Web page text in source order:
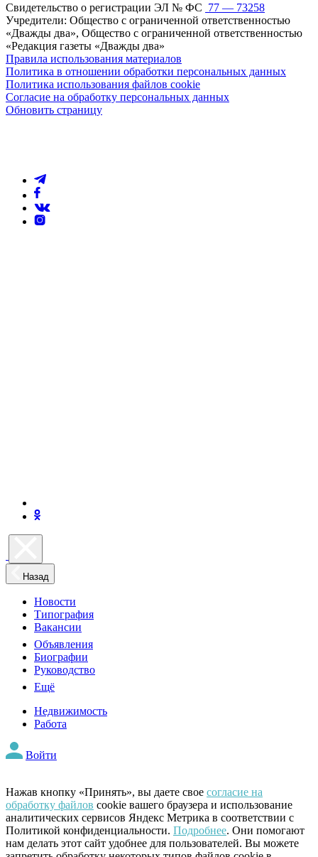
Свидетельство о регистрации ЭЛ № ФС 77 — 73258
Учредители: Общество с ограниченной ответственностью
«Дважды два», Общество с ограниченной ответственностью
«Редакция газеты «Дважды два»
Правила использования материалов
Политика в отношении обработки персональных данных
Политика использования файлов cookie
Согласие на обработку персональных данных
Обновить страницу
Назад
Новости
Типография
Вакансии
Объявления
Биографии
Руководство
Ещё
Недвижимость
Работа
Войти
Нажав кнопку «Принять», вы даете свое согласие на
обработку файлов cookie вашего браузера и использование
аналитических сервисов Яндекс Метрика в соответствии с
Политикой конфиденциальности. Подробнее. Они помогают
нам делать этот сайт удобнее для пользователей. Вы можете